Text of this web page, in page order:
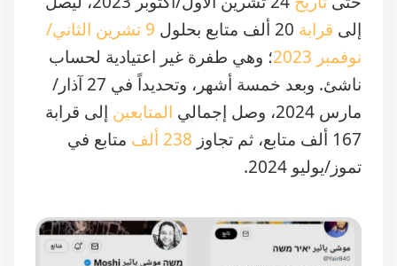
نوفمبر 2023
؛ وهي طفرة غير اعتيادية لحساب
ناشئ. وبعد خمسة أشهر، وتحديداً في 27 آذار/
مارس 2024، وصل إجمالي
المتابعينإلى قرابة
167 ألف متابع، ثم تجاوز
238 ألف
متابع في
تموز/يوليو 2024.